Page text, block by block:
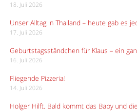
18. Juli 2026
Unser Alltag in Thailand – heute gab es
17. Juli 2026
Geburtstagsständchen für Klaus – ein
16. Juli 2026
Fliegende Pizzeria!
14. Juli 2026
Holger Hilft. Bald kommt das Baby und